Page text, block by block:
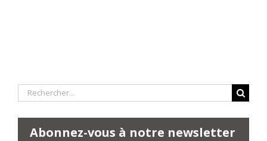
Rechercher:
Abonnez-vous à notre newsletter